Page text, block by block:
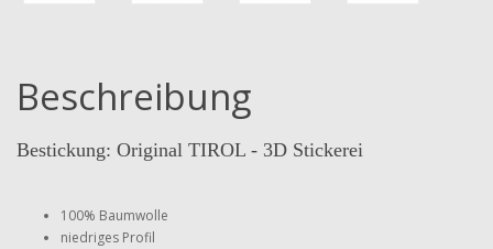
Beschreibung
Bestickung: Original TIROL - 3D Stickerei
100% Baumwolle
niedriges Profil